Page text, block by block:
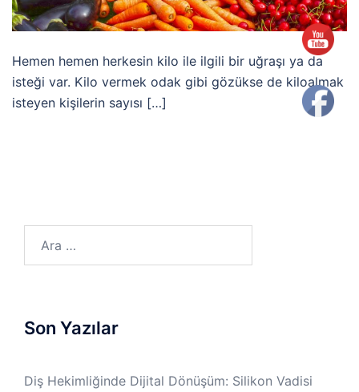
Hemen hemen herkesin kilo ile ilgili bir uğraşı ya da
isteği var. Kilo vermek odak gibi gözükse de kiloalmak
isteyen kişilerin sayısı […]
Son Yazılar
Diş Hekimliğinde Dijital Dönüşüm: Silikon Vadisi